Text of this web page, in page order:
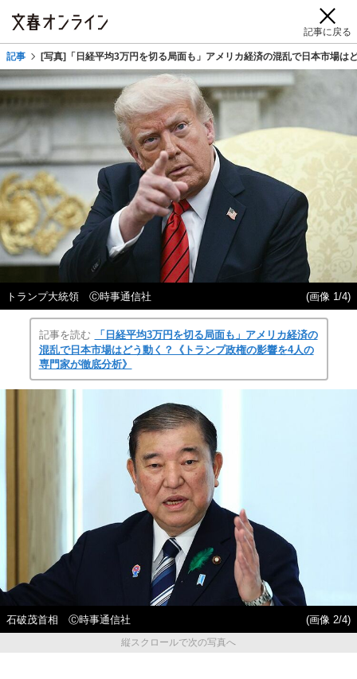
記事に戻る
記事 [写真]「日経平均3万円を切る局面も」アメリカ経済の混乱で日本市場
トランプ大統領 Ⓒ時事通信社 (画像 1/4)
記事を読む
「日経平均3万円を切る局面も」アメリカ経済の
混乱で日本市場はどう動く？《トランプ政権の影響を4人の
専門家が徹底分析》
石破茂首相 Ⓒ時事通信社
(画像 2/4)
縦スクロールで次の写真へ